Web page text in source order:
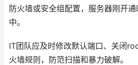
防火墙或安全组配置，服务器刚开
中。
IT团队应及时修改默认端口、关闭
火墙规则，防范扫描和暴力破解。